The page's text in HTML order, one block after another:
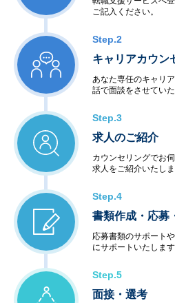
ご記入ください。
Step.2
キャリアカウン
あなた専任のキャリ
話で面談をさせていた
Step.3
求人のご紹介
カウンセリングでお
求人をご紹介いたしま
Step.4
書類作成・応募
応募書類のサポート
にサポートいたします
Step.5
面接・選考